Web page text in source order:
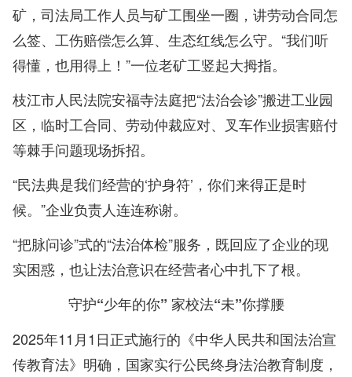
矿，司法局工作人员与矿工围坐一圈，讲劳动合同怎
么签、工伤赔偿怎么算、生态红线怎么守。“我们听
得懂，也用得上！”一位老矿工竖起大拇指。
枝江市人民法院安福寺法庭把“法治会诊”搬进工业园
区，临时工合同、劳动仲裁应对、叉车作业损害赔付
等棘手问题现场拆招。
“民法典是我们经营的‘护身符’，你们来得正是时
候。”企业负责人连连称谢。
“把脉问诊”式的“法治体检”服务，既回应了企业的现
实困惑，也让法治意识在经营者心中扎下了根。
守护“少年的你” 家校法“未”你撑腰
2025年11月1日正式施行的《中华人民共和国法治宣
传教育法》明确，国家实行公民终身法治教育制度，